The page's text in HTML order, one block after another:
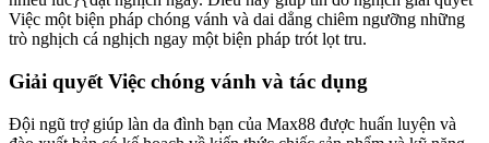
Việc một biện pháp chóng vánh và dai dẳng chiêm ngưỡng những
trò nghịch cá nghịch ngay một biện pháp trót lọt tru.
Giải quyết Việc chóng vánh và tác dụng
Đội ngũ trợ giúp làn da đình bạn của Max88 được huấn luyện và